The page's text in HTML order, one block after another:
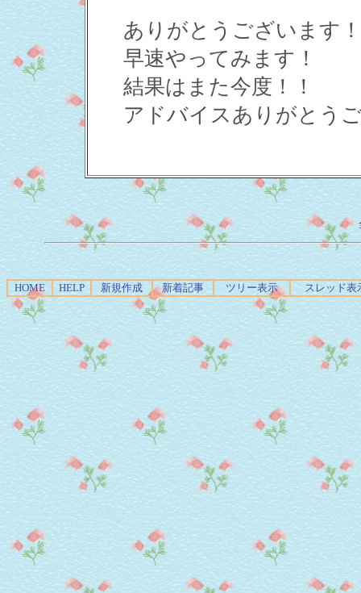
ありがとうございます！
早速やってみます！
結果はまた今度！！
アドバイスありがとう
HOME HELP 新規作成 新着記事 ツリー表示 スレッド表